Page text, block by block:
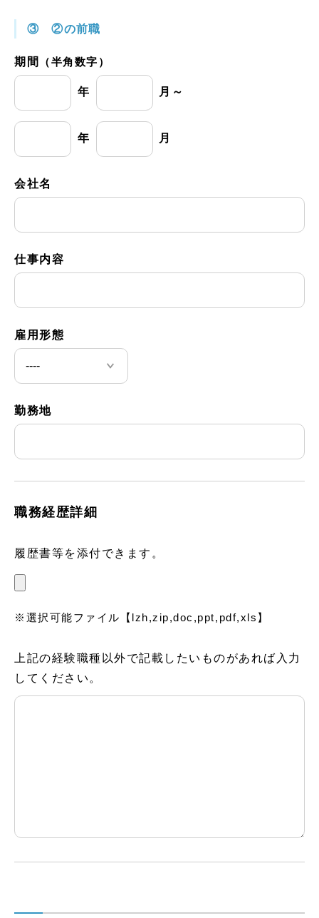
③ ②の前職
期間 （半角数字）
年 月～
年 月
会社名
仕事内容
雇用形態
勤務地
職務経歴詳細
履歴書等を添付できます。
※選択可能ファイル【lzh,zip,doc,ppt,pdf,xls】
上記の経験職種以外で記載したいものがあれば入力
してください。